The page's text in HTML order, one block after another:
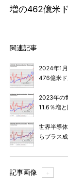
増の462億米
関連記事
2024年1
476億米
2023年の
11.6％増
世界半導
らプラス
記事画像 ＋